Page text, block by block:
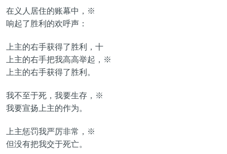
在义人居住的账幕中，※
响起了胜利的欢呼声：
上主的右手获得了胜利，十
上主的右手把我高高举起，※
上主的右手获得了胜利。
我不至于死，我要生存，※
我要宣扬上主的作为。
上主惩罚我严厉非常，※
但没有把我交于死亡。